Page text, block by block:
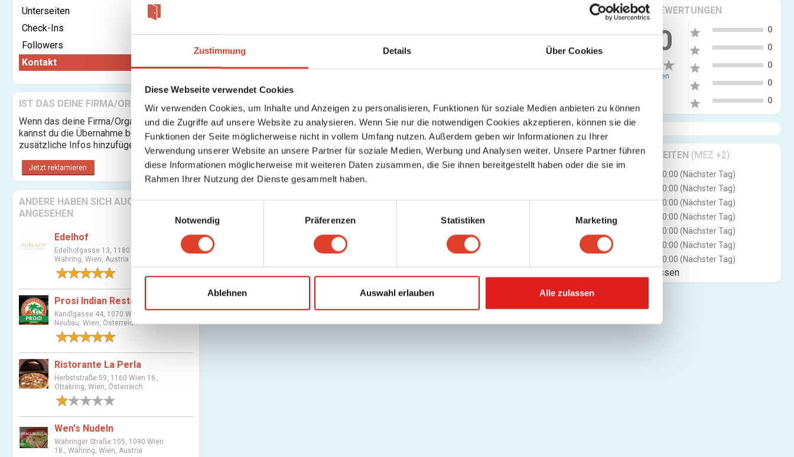
Zustimmung Details Über Cookies
Diese Webseite verwendet Cookies
Wir verwenden Cookies, um Inhalte und Anzeigen zu personalisieren, Funktionen für soziale Medien anbieten zu können
und die Zugriffe auf unsere Website zu analysieren. Wenn Sie nur die notwendigen Cookies akzeptieren, können sie die
Funktionen der Seite möglicherweise nicht in vollem Umfang nutzen. Außerdem geben wir Informationen zu Ihrer
Verwendung unserer Website an unsere Partner für soziale Medien, Werbung und Analysen weiter. Unsere Partner führen
diese Informationen möglicherweise mit weiteren Daten zusammen, die Sie ihnen bereitgestellt haben oder die sie im
Rahmen Ihrer Nutzung der Dienste gesammelt haben.
E
l
i
g
g
s
a
s
a
Notwendig Präferenzen Statistiken Marketing
Ablehnen Auswahl erlauben Alle zulassen
Unterseiten
Check-Ins
Followers
Kontakt
IST DAS DEINE FIRMA/ORGANISATION?
Wenn das deine Firma/Organisation ist,
kannst du die Übernahme beantragen und
zusätzliche Infos hinzufügen.
Jetzt reklamieren
ANDERE HABEN SICH AUCH
ANGESEHEN
Edelhof
Edelhofgasse 13, 1180 Wien 18.,
Währing, Wien, Austria
Prosi Indian Restaurant
Kandlgasse 44, 1070 Wien 7.,
Neubau, Wien, Österreich
Ristorante La Perla
Herbststraße 59, 1160 Wien 16.,
Ottakring, Wien, Österreich
Wen's Nudeln
Währinger Straße 105, 1090 Wien
18., Währing, Wien, Austria
KRITIKEN & BEWERTUNGEN
0.00
0 Bewertungen
star 0
star 0
star 0
star 0
star 0
GESCHÄFTSZEITEN (MEZ +2)
09:00 - 00:00 (Nächster Tag)
09:00 - 00:00 (Nächster Tag)
Mi
09:00 - 00:00 (Nächster Tag)
Do
09:00 - 00:00 (Nächster Tag)
09:00 - 00:00 (Nächster Tag)
Sa
09:00 - 00:00 (Nächster Tag)
09:00 - 00:00 (Nächster Tag)
Jetzt geschlossen
Adresse:
Senden